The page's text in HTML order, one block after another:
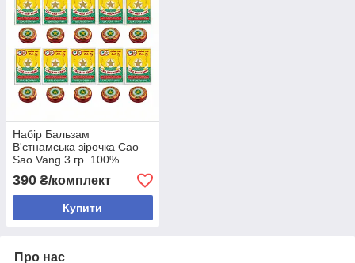
Набір Бальзам
В'єтнамська зірочка Cao
Sao Vang 3 гр. 100%
Оригінал 10 шт.
390 ₴/комплект
Купити
Про нас